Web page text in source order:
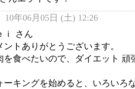
10年06月05日 (土) 12:26
ｉ さん
ントありがとうございます。
を食べたいので、ダイエット 頑
ーキングを始めると、いろいろ